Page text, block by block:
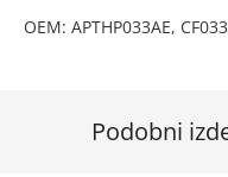
OEM: APTHP033AE,
Podobni